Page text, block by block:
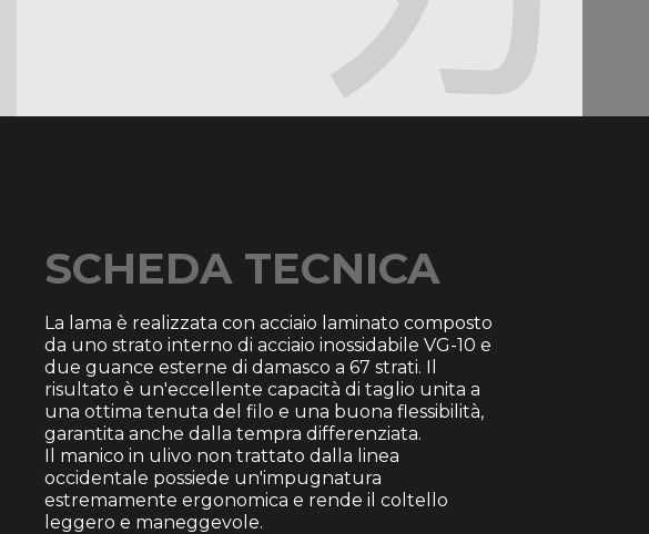
A differenza dei coltelli occidentali, lo Yanagiba si
distingue per la sua lama lunghissima e la particolare
affilatura da un solo lato che riduce lo sforzo durante il
taglio, permettendo un’operazione in un unico
movimento: dal tallone della lama alla punta. La sua
SCHEDA TECNICA
La lama è realizzata con acciaio laminato composto
da uno strato interno di acciaio inossidabile VG-10 e
due guance esterne di damasco a 67 strati. Il
risultato è un'eccellente capacità di taglio unita a
una ottima tenuta del filo e una buona flessibilità,
garantita anche dalla tempra differenziata.
Il manico in ulivo non trattato dalla linea
occidentale possiede un'impugnatura
estremamente ergonomica e rende il coltello
leggero e maneggevole.